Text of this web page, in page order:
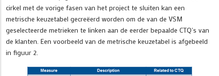
cirkel met de vorige fasen van het project te sluiten kan een
metrische keuzetabel gecreëerd worden om de van de VSM
geselecteerde metrieken te linken aan de eerder bepaalde CTQ's van
de klanten. Een voorbeeld van de metrische keuzetabel is afgebeeld
in figuur 2.